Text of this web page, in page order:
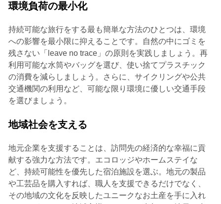
環境負荷の最小化
持続可能な旅行をする最も簡単な方法のひとつは、環境
への影響を最小限に抑えることです。自然の中にゴミを
残さない「leave no trace」の原則を実践しましょう。再
利用可能な水筒やバッグを選び、使い捨てプラスチック
の消費を減らしましょう。さらに、サイクリングや公共
交通機関の利用など、可能な限り環境に優しい交通手段
を選びましょう。
地域社会を支える
地元企業を支援することは、訪問先の経済的な幸福に貢
献する強力な方法です。エコロッジやホームステイな
ど、持続可能性を優先した宿泊施設を選ぶ。地元の製品
や工芸品を購入すれば、職人を支援できるだけでなく、
その地域の文化を反映したユニークなお土産を手に入れ